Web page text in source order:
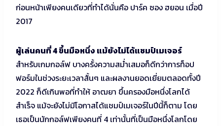
ก่อนหน้าเพียงคนเดียวที่ทำได้นั่นคือ ปาร์ค ซอง ฮยอน เมื่อปี
2017
ผู้เล่นคนที่ 4 ขึ้นมือหนึ่ง แม้ยังไม่ได้แชมป์เมเจอร์
สำหรับเกมกอล์ฟ บางครั้งความสม่ำเสมอก็ดีกว่าการท็อป
ฟอร์มในช่วงระยะเวลาสั้นๆ และผลงานยอดเยี่ยมตลอดทั้งปี
2022 ก็ดีเกินพอที่ทำให้ อาฒยา ขึ้นครองมือหนึ่งโลกได้
สำเร็จ แม้จะยังไม่มีโอกาสได้แชมป์เมเจอร์ในปีนี้ก็ตาม โดย
เธอเป็นนักกอล์ฟเพียงคนที่ 4 เท่านั้นที่เป็นมือหนึ่งโลกโดย